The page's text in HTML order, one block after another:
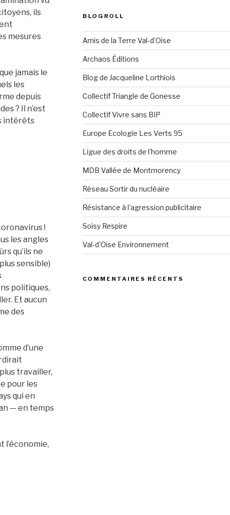
ils
mesures
jamais le
les
depuis
? Il n’est
intérêts
!
les angles
qu’ils ne
sensible)
politiques,
Et aucun
des
d’une
travailler,
pour les
qui en
— en temps
l’économie,
BLOGROLL
Amis de la Terre Val-d'Oise
Archaos Éditions
Blog de Jacqueline Lorthiois
Collectif Triangle de Gonesse
Collectif Vivre sans BIP
Europe Ecologie Les Verts 95
Ligue des droits de l'homme
MDB Vallée de Montmorency
Réseau Sortir du nucléaire
Résistance à l'agression publicitaire
Soisy Respire
Val-d'Oise Environnement
COMMENTAIRES RÉCENTS